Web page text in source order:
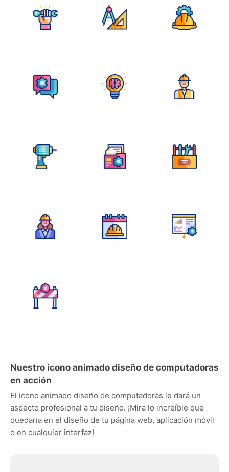
Nuestro icono animado diseño de computadoras
en acción
El icono animado diseño de computadoras le dará un
aspecto profesional a tu diseño. ¡Mira lo increíble que
quedaría en el diseño de tu página web, aplicación móvil
o en cualquier interfaz!